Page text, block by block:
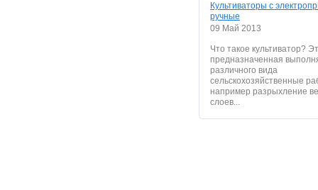
Культиваторы с
ручные
09 Май 2013
Что такое культиватор?
предназначенная
различного вида
сельскохозяйственные
например разрыхление
слоев...